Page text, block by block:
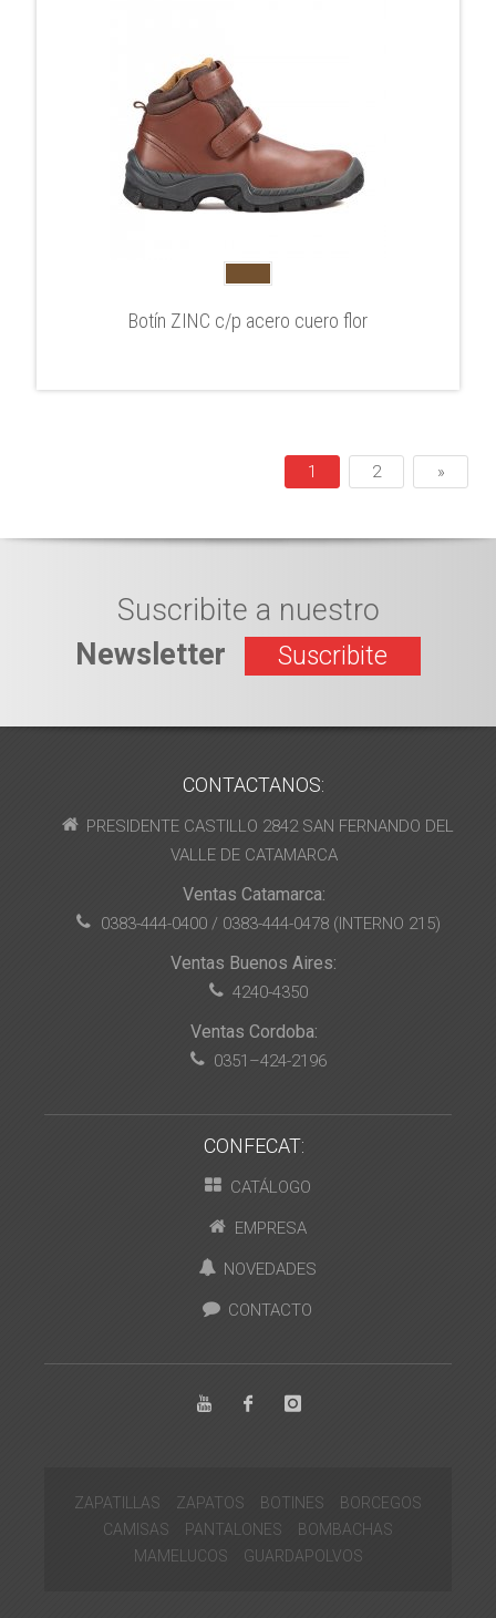
Botín ZINC c/p acero cuero flor
1 2 »
Suscribite a nuestro
Newsletter
Suscribite
CONTACTANOS:
PRESIDENTE CASTILLO 2842 SAN FERNANDO DEL
VALLE DE CATAMARCA
Ventas Catamarca:
0383-444-0400 / 0383-444-0478 (INTERNO 215)
Ventas Buenos Aires:
4240-4350
Ventas Cordoba:
0351–424-2196
CONFECAT:
CATÁLOGO
EMPRESA
NOVEDADES
CONTACTO
ZAPATILLAS ZAPATOS BOTINES
BORCEGOS
CAMISAS
PANTALONES
BOMBACHAS
MAMELUCOS
GUARDAPOLVOS